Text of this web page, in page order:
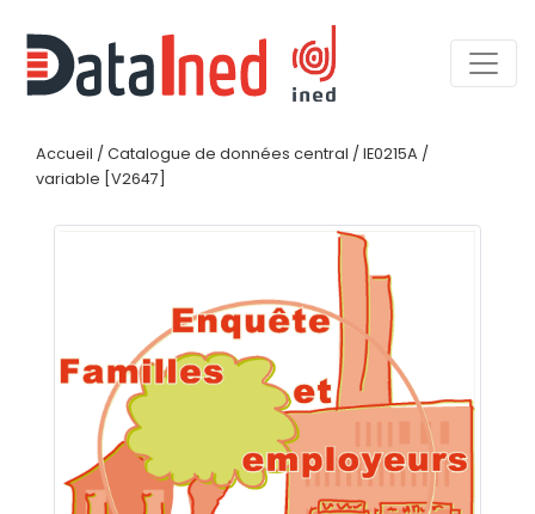
Accueil / Catalogue de données central / IE0215A /
variable [V2647]